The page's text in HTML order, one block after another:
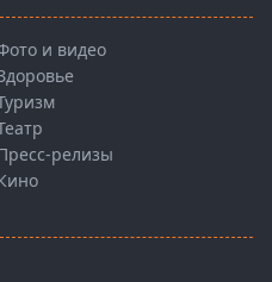
и видео
релизы